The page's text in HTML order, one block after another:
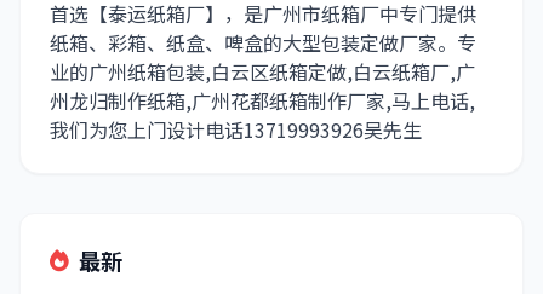
首选【泰运纸箱厂】，是广州市纸箱厂中专门提供
纸箱、彩箱、纸盒、啤盒的大型包装定做厂家。专
业的广州纸箱包装,白云区纸箱定做,白云纸箱厂,广
州龙归制作纸箱,广州花都纸箱制作厂家,马上电话,
我们为您上门设计电话13719993926吴先生
最新